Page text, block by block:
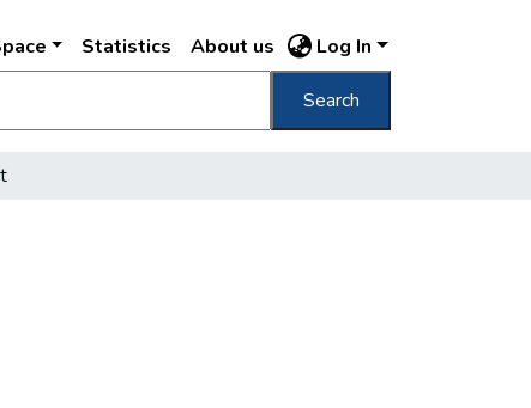
Statistics About us Log In
Search